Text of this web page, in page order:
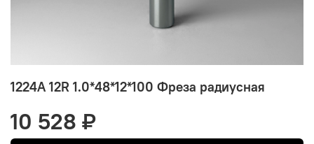
1224A 12R 1.0*48*12*100 Фреза радиусная
10 528 ₽